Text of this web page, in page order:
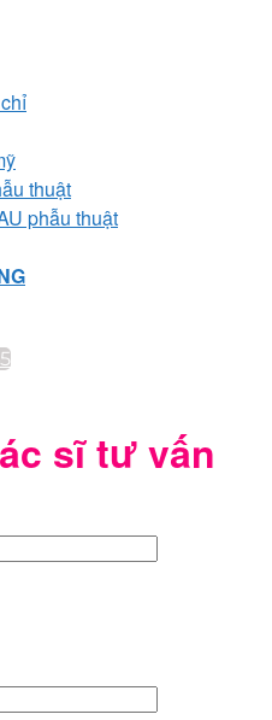
thuật
phẫu thuật
sĩ tư vấn